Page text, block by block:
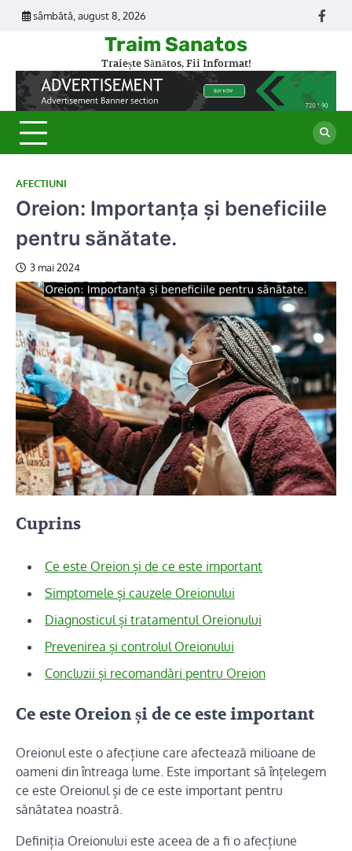
Skip
sâmbătă, august 8, 2026
Traim Sanatos
Traiește Sănătos, Fii Informat!
AFECTIUNI
Oreion: Importanța și beneficiile
pentru sănătate.
3 mai 2024
Cuprins
Ce este Oreion și de ce este important
Simptomele și cauzele Oreionului
Diagnosticul și tratamentul Oreionului
Prevenirea și controlul Oreionului
Concluzii și recomandări pentru Oreion
Ce este Oreion și de ce este important
Oreionul este o afecțiune care afectează milioane de
oameni din întreaga lume. Este important să înțelegem
ce este Oreionul și de ce este important pentru
sănătatea noastră.
Definiția Oreionului este aceea de a fi o afecțiune